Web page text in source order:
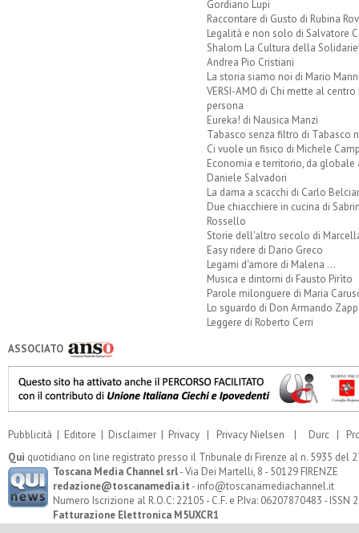
Gordiano Lupi
Raccontare di Gusto di Rubina
Legalità e non solo di Salvatore
Shalom La Cultura della
Andrea Pio Cristiani
La storia siamo noi di Mario
VERSI-AMO di Chi mette al centro
persona
Eureka! di Nausica Manzi
Tabasco senza filtro di Tabasco
Ci vuole un fisico di Michele
Economia e territorio, da globale
Daniele Salvadori
La dama a scacchi di Carlo
Due chiacchiere in cucina di
Rossello
Storie dell'altro secolo di
Easy ridere di Dario Greco
Legami d'amore di Malena ...
Musica e dintorni di Fausto Pirìto
Parole milonguere di Maria
Lo sguardo di Don Armando
Leggere di Roberto Cerri
ASSOCIATO
Pubblicità | Editore | Disclaimer | Privacy | Privacy Nielsen | Durc |
Qui quotidiano on line registrato presso il Tribunale di Firenze al n. 5935 del
Toscana Media Channel srl- Via Dei Martelli, 8 - 50129 FIRENZE
redazione@toscanamedia.it - info@toscanamediachannel.it
Numero Iscrizione al R.O.C: 22105 - C.F. e P.Iva: 06207870483 - ISSN
Fatturazione Elettronica M5UXCR1